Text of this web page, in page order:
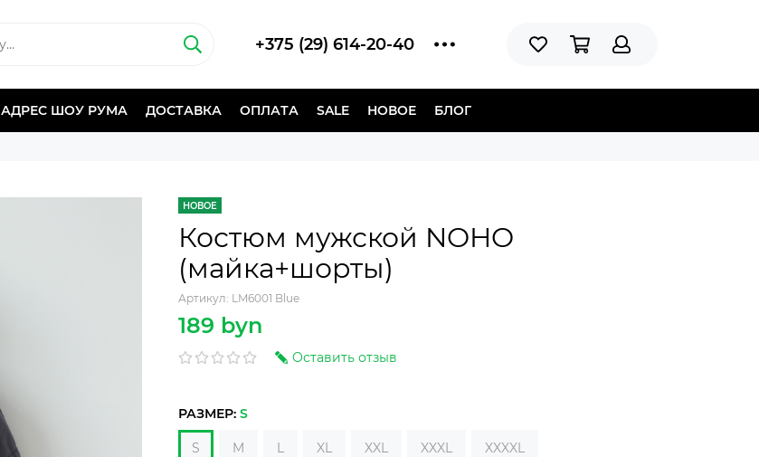
+375 (29) 614-20-40
АДРЕС ШОУ РУМА ДОСТАВКА ОПЛАТА SALE НОВОЕ БЛОГ
НОВОЕ
Костюм мужской NOHO
(майка+шорты)
Артикул: LM6001 Blue
189 byn
Оставить отзыв
РАЗМЕР: S
S M L XL XXL XXXL XXXXL